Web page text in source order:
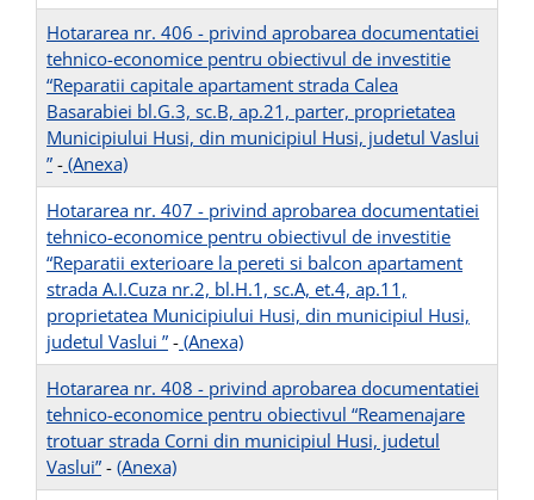
Hotararea nr. 406 - privind aprobarea documentatiei
tehnico-economice pentru obiectivul de investitie
“Reparatii capitale apartament strada Calea
Basarabiei bl.G.3, sc.B, ap.21, parter, proprietatea
Municipiului Husi, din municipiul Husi, judetul Vaslui
” - (Anexa)
Hotararea nr. 407 - privind aprobarea documentatiei
tehnico-economice pentru obiectivul de investitie
“Reparatii exterioare la pereti si balcon apartament
strada A.I.Cuza nr.2, bl.H.1, sc.A, et.4, ap.11,
proprietatea Municipiului Husi, din municipiul Husi,
judetul Vaslui ” - (Anexa)
Hotararea nr. 408 - privind aprobarea documentatiei
tehnico-economice pentru obiectivul “Reamenajare
trotuar strada Corni din municipiul Husi, judetul
Vaslui” - (Anexa)